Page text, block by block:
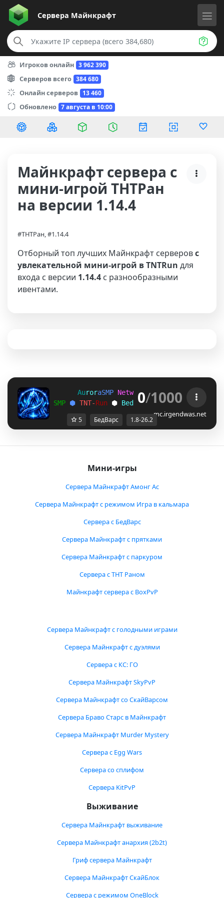
Сервера Майнкрафт
Игроков онлайн 3 962 390
Серверов всего 384 680
Онлайн серверов 13 460
Обновлено 7 августа в 10:00
Майнкрафт сервера с
мини-игрой ТНТРан
на версии 1.14.4
#ТНТРан, #1.14.4
Отборный топ лучших Майнкрафт серверовс
увлекательной мини-игрой в TNTRun для
входа с версии 1.14.4 с разнообразными
ивентами.
AuroraSMP Netw rk >> 1 .8 -2
SMP ⬢ TNT-Run ⬢ Bed ars ⬢ Parko
0/1000
mc.irgendwas.net
5 БедВарс 1.8-26.2
Мини-игры
Сервера Майнкрафт Амонг Ас
Сервера Майнкрафт с режимом Игра в кальмара
Сервера с БедВарс
Сервера Майнкрафт с прятками
Сервера Майнкрафт с паркуром
Сервера с ТНТ Раном
Майнкрафт сервера с BoxPvP
Сервера Майнкрафт с голодными играми
Сервера Майнкрафт с дуэлями
Сервера с КС: ГО
Сервера Майнкрафт SkyPvP
Сервера Майнкрафт со СкайВарсом
Сервера Браво Старс в Майнкрафт
Сервера Майнкрафт Murder Mystery
Сервера с Egg Wars
Сервера со сплифом
Сервера KitPvP
Выживание
Сервера Майнкрафт выживание
Сервера Майнкрафт анархия (2b2t)
Гриф сервера Майнкрафт
Сервера Майнкрафт СкайБлок
Сервера с режимом OneBlock